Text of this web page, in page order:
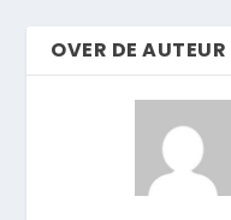
OVER DE AUTEUR